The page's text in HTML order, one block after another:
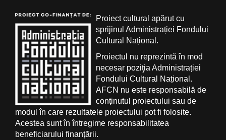
Proiect cultural apărut cu
sprijinul Administrației Fondului
Cultural Național.
Proiectul nu reprezintă în mod
necesar poziţia Administrației
Fondului Cultural Național.
AFCN nu este responsabilă de
conținutul proiectului sau de
modul în care rezultatele proiectului pot fi folosite.
Acestea sunt în întregime responsabilitatea
beneficiarului finanțării.